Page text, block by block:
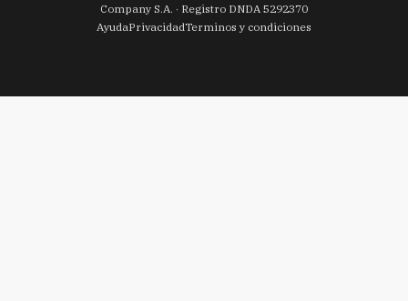
Company S.A. · Registro DNDA 5292370
AyudaPrivacidadTerminos y condiciones